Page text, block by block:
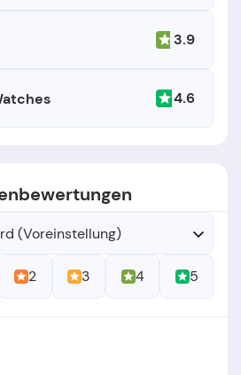
3.9
4.6
(Voreinstellung)
2 3 4 5